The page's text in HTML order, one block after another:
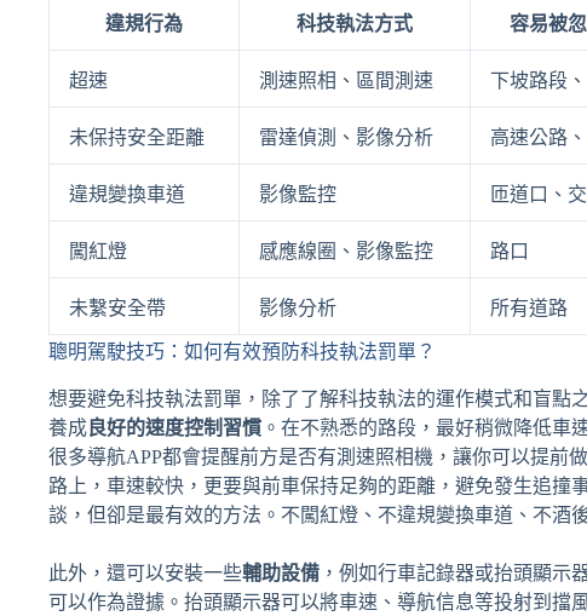
違規行為 科技執法方式 容易被
超速 測速照相、區間測速 下坡路段
未保持安全距離 雷達偵測、影像分析 高速公路
違規變換車道 影像監控 匝道口、
闖紅燈 感應線圈、影像監控 路口
未繫安全帶 影像分析 所有道路
聰明駕駛技巧：如何有效預防科技執法罰單？
想要避免科技執法罰單，除了了解科技執法的運作模式和盲點
養成 良好的速度控制習慣 。在不熟悉的路段，最好稍微降低車
很多導航APP都會提醒前方是否有測速照相機，讓你可以提前
路上，車速較快，更要與前車保持足夠的距離，避免發生追撞
談，但卻是最有效的方法。不闖紅燈、不違規變換車道、不酒
此外，還可以安裝一些輔助設備 ，例如行車記錄器或抬頭顯示
可以作為證據。抬頭顯示器可以將車速、導航信息等投射到擋